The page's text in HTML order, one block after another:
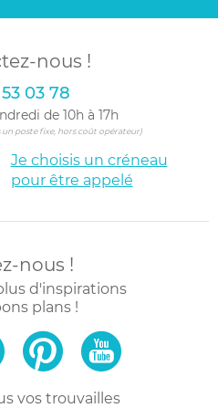
nous !
03 78
de 10h à 17h
un poste fixe, hors coût opérateur)
Je choisis un créneau
pour être appelé
nous !
d'inspirations
plans !
vos trouvailles